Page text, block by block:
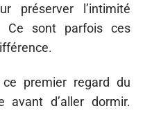
préserver l’intimité
Ce sont parfois ces
premier regard du
avant d’aller dormir.